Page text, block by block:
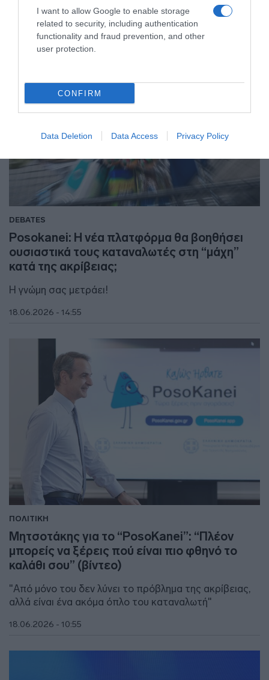
I want to allow Google to enable storage
related to security, including authentication
functionality and fraud prevention, and other
user protection.
CONFIRM
Data Deletion Data Access Privacy Policy
19.06.2026 - 21:07
DEBATES
Posokanei: Η νέα πλατφόρμα θα βοηθήσει
ουσιαστικά τους καταναλωτές στη “μάχη”
κατά της ακρίβειας;
Η γνώμη σας μετράει!
18.06.2026 - 14:55
ΠΟΛΙΤΙΚΗ
Μητσοτάκης για το “PosoKanei”: “Πλέον
μπορείς να ξέρεις πού είναι πιο φθηνό το
καλάθι σου” (βίντεο)
"Από μόνο του δεν λύνει το πρόβλημα της ακρίβειας,
αλλά είναι ένα ακόμα όπλο του καταναλωτή"
18.06.2026 - 10:55